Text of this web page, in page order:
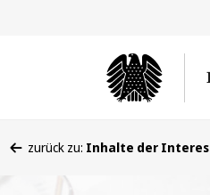
befinden
zurück zu: Inhalte der